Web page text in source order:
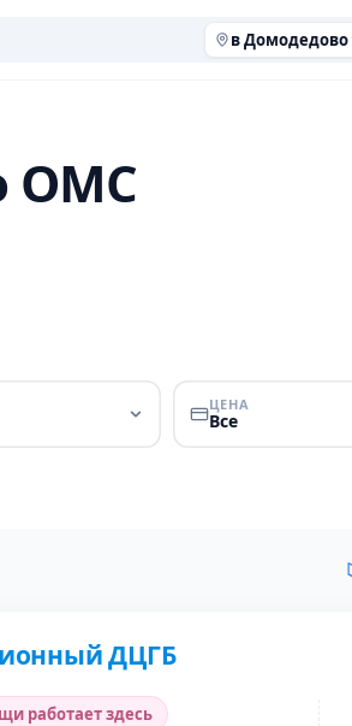
в Домодедово
ОМС
ЦЕНА
Все
ДЦГБ
работает здесь